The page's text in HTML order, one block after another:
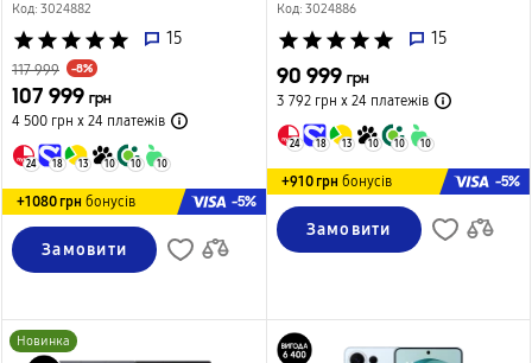
Код: 3024882
star star star star star 15
117 999 -8%
107 999 грн
4 500 грн х 24 платежів
24 18 13 10 10 10
+1080 грн бонусів -5%
Замовити
Код: 3024886
star star star star star 15
90 999 грн
3 792 грн х 24платежів
24 18 13 10 10 10
+910 грн бонусів -5%
Замовити
Новинка